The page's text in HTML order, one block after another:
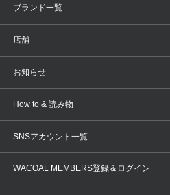
アイテム
トピックス
ブランド一覧
WACOAL
AMPHI
OUR WACOAL
WACOAL Remamma
店舗
店舗を探す
ブラ無料診断
3Dボディスキャン
お知らせ
新着情報
商品回収
How to & 読み物
下着の基礎知識
ブラパン
SNSアカウント一覧
WACOAL MEMBERS登録＆ログイン